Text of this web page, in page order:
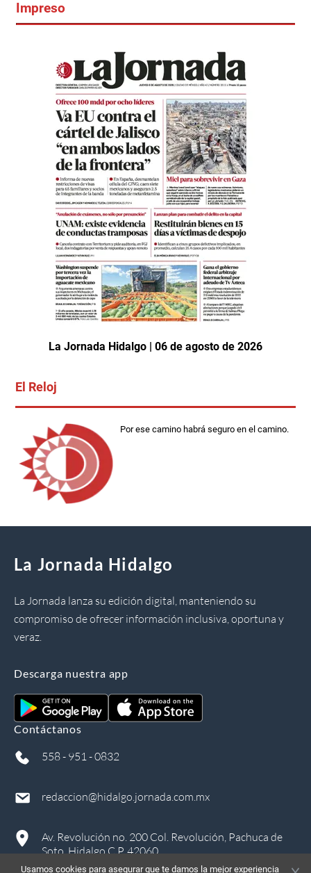
Impreso
La Jornada Hidalgo | 06 de agosto de 2026
El Reloj
Por ese camino habrá seguro en el camino.
La Jornada Hidalgo
La Jornada lanza su edición digital, manteniendo su
compromiso de ofrecer información inclusiva, oportuna y
veraz.
Descarga nuestra app
Contáctanos
558 - 951 - 0832
redaccion@hidalgo.jornada.com.mx
Av. Revolución no. 200 Col. Revolución, Pachuca de
Soto, Hidalgo C.P. 42060
Usamos cookies para asegurar que te damos la mejor experiencia